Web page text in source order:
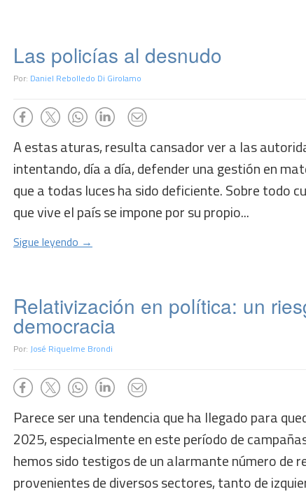
Las policías al desnudo
Por: Daniel Rebolledo Di Girolamo
A estas aturas, resulta cansador ver a las
intentando, día a día, defender una gestión en
que a todas luces ha sido deficiente. Sobre todo
que vive el país se impone por su propio...
Sigue leyendo →
Relativización en política: un
democracia
Por: José Riquelme Brondi
Parece ser una tendencia que ha llegado para
2025, especialmente en este período de
hemos sido testigos de un alarmante número de
provenientes de diversos sectores, tanto de